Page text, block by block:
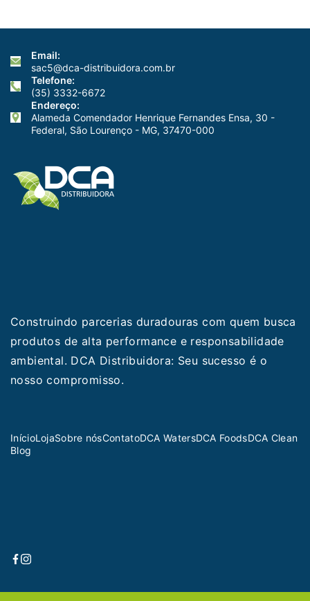
Email:
sac5@dca-distribuidora.com.br
Telefone:
(35) 3332-6672
Endereço:
Alameda Comendador Henrique Fernandes Ensa, 30 -
Federal, São Lourenço - MG, 37470-000
Construindo parcerias duradouras com quem busca
produtos de alta performance e responsabilidade
ambiental. DCA Distribuidora: Seu sucesso é o
nosso compromisso.
InícioLojaSobre nósContatoDCA WatersDCA FoodsDCA Clean
Blog